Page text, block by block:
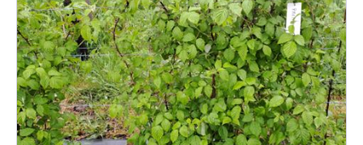
Professionnelsde l’alimentation
Consom’acteur•ices
Enseignement& associations